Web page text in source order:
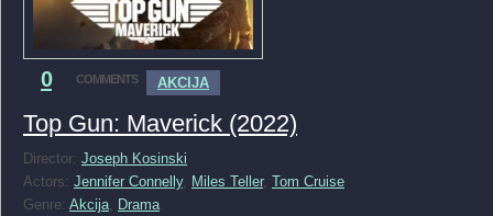
0 COMMENTS AKCIJA
Top Gun: Maverick (2022)
Director: Joseph Kosinski
Actors: Jennifer Connelly, Miles Teller, Tom Cruise
Genre: Akcija, Drama